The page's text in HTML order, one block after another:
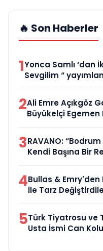
🔥 Son Haberler
1Yonca Samlı ‘dan
Sevgilim “
2Ali Emre Açıkgöz
Büyükelçi Egemen
3RAVANO:
Kendi Başına Bir
4Bullas &
ile Tarz
5Türk Tiyatrosu ve
Usta İsmi Can